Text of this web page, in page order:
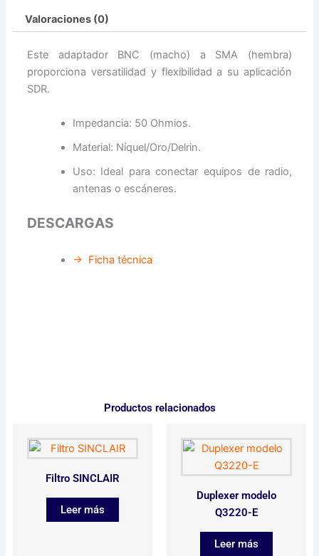
Valoraciones (0)
Este adaptador BNC (macho) a SMA (hembra)
proporciona versatilidad y flexibilidad a su aplicación
SDR.
Impedancia: 50 Ohmios.
Material: Níquel/Oro/Delrin.
Uso: Ideal para conectar equipos de radio,
antenas o escáneres.
DESCARGAS
→ Ficha técnica
Productos relacionados
Filtro SINCLAIR
Leer más
Duplexer modelo
Q3220-E
Leer más